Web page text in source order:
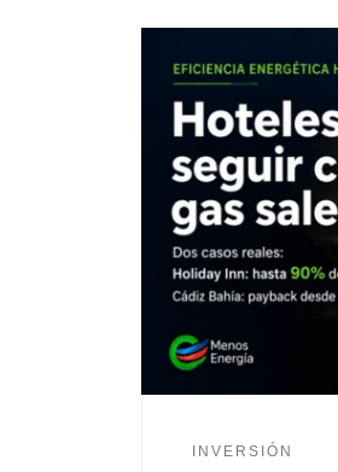
INVERSIÓN